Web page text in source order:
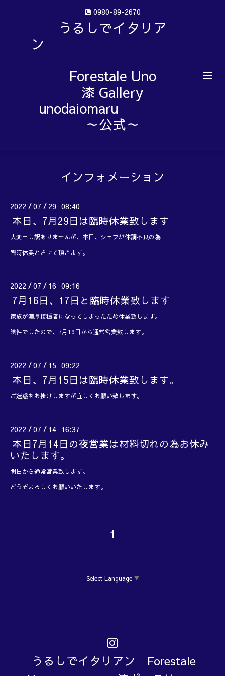
0980-89-2670
うるしでイタリア
ン
Forestale Uno
漆 Gallery
unodaiomaru
～公式～
インフォメーション
2022 /07 / 29 08:40
本日、7月29日は臨時休業致します
大変申し訳ありませんが、本日、シェフが体調不良の為
臨時休業とさせて頂きます。
2022 /07 / 16 09:16
7月16日、17日と臨時休業致します
家族が濃厚接種者になってしまったため休業致します。
陰性でしたので、7月19日から通常営業致します。
2022 /07 / 15 09:22
本日、7月15日は臨時休業致します。
ご迷惑をお掛けしますが宜しくお願い致します。
2022 /07 / 14 16:37
本日7月14日の夜営業は材料切れの為お休み
いたします。
明日から通常営業致します。
どうぞよろしくお願いいたします。
1
Select Language ▼
うるしでイタリアン Forestale